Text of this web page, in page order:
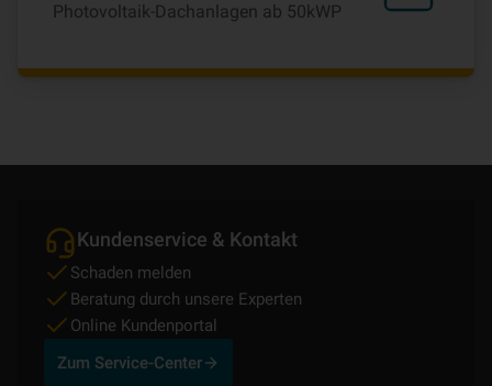
Photovoltaik-Dachanlagen ab 50kWP
Kundenservice & Kontakt
Schaden melden
Beratung durch unsere Experten
Online Kundenportal
Zum Service-Center